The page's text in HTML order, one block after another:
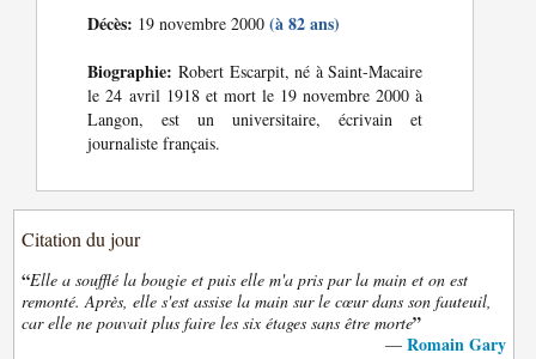
Décès: 19 novembre 2000(à 82 ans)
Biographie: Robert Escarpit, né à Saint-Macaire
le 24 avril 1918 et mort le 19 novembre 2000 à
Langon, est un universitaire, écrivain et
journaliste français.
Citation du jour
“Elle a soufflé la bougie et puis elle m'a pris par la main et on est
remonté. Après, elle s'est assise la main sur le cœur dans son fauteuil,
car elle ne pouvait plus faire les six étages sans être morte”
— Romain Gary